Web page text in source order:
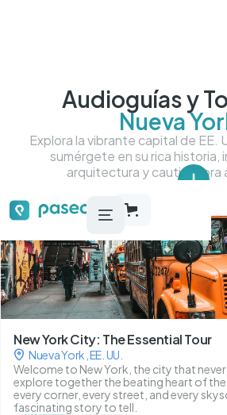
Audioguías y
Nueva
Explora la vibrante capital de EE.
sumérgete en su rica historia,
arquitectura y cautivadora
Tour más más destacados
New York City: The Essential Tour
Nueva York EE. UU.
Welcome to New York, the city that never
explore together the beating heart of the
every corner, every street, and every
fascinating story to tell.